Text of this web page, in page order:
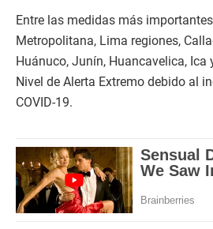
Entre las medidas más
Metropolitana, Lima regiones,
Huánuco, Junín, Huancavelica, Ica
Nivel de Alerta Extremo debido al
COVID-19.